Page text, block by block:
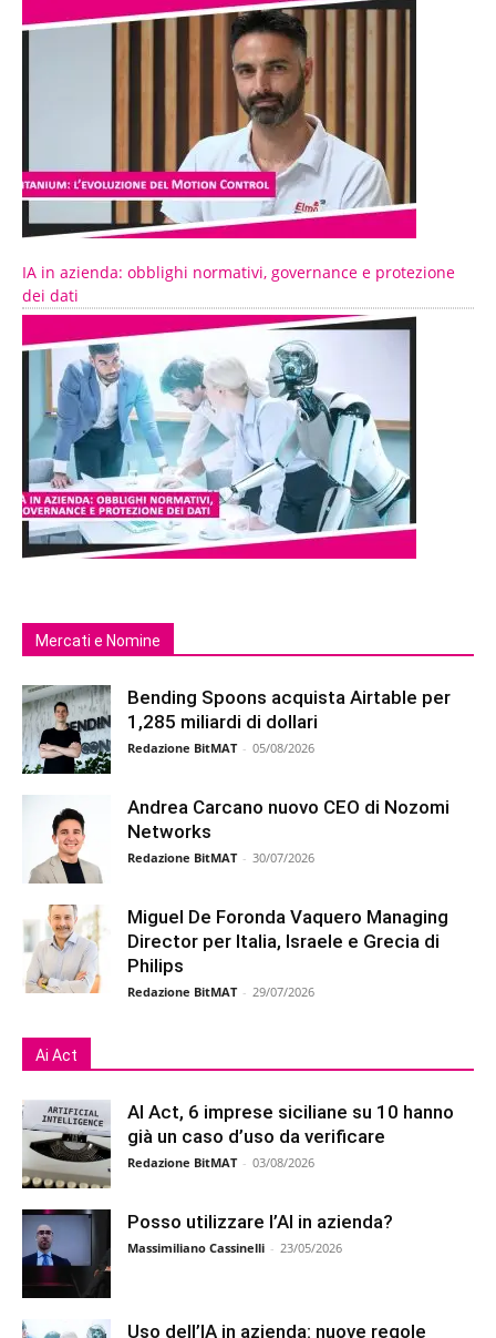
IA in azienda: obblighi normativi, governance e protezione
dei dati
Mercati e Nomine
Bending Spoons acquista Airtable per
1,285 miliardi di dollari
Redazione BitMAT - 05/08/2026
Andrea Carcano nuovo CEO di Nozomi
Networks
Redazione BitMAT - 30/07/2026
Miguel De Foronda Vaquero Managing
Director per Italia, Israele e Grecia di
Philips
Redazione BitMAT - 29/07/2026
Ai Act
AI Act, 6 imprese siciliane su 10 hanno
già un caso d’uso da verificare
Redazione BitMAT - 03/08/2026
Posso utilizzare l’AI in azienda?
Massimiliano Cassinelli - 23/05/2026
Uso dell’IA in azienda: nuove regole